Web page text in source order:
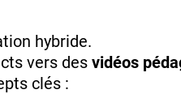
hybride.
vers des vidéos
clés :